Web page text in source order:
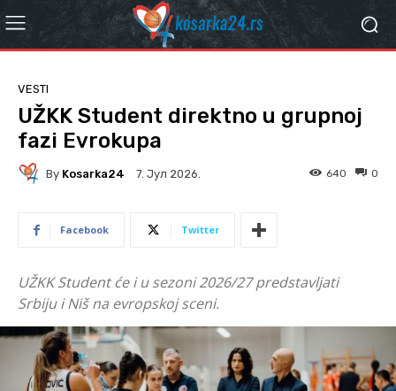
VESTI
UŽKK Student direktno u grupnoj
fazi Evrokupa
By Kosarka24 7. Јул 2026. 0
640
Facebook Twitter
UŽKK Student će i u sezoni 2026/27 predstavljati
Srbiju i Niš na evropskoj sceni.